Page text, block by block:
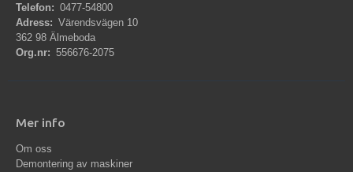
Telefon: 0477-54800
Adress: Värendsvägen 10
362 98 Älmeboda
Org.nr: 556676-2075
Mer info
Om oss
Demontering av maskiner